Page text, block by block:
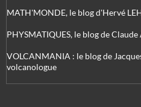
MATH'MONDE, le blog d'Hervé
PHYSMATIQUES, le blog de
VOLCANMANIA : le blog de
volcanologue